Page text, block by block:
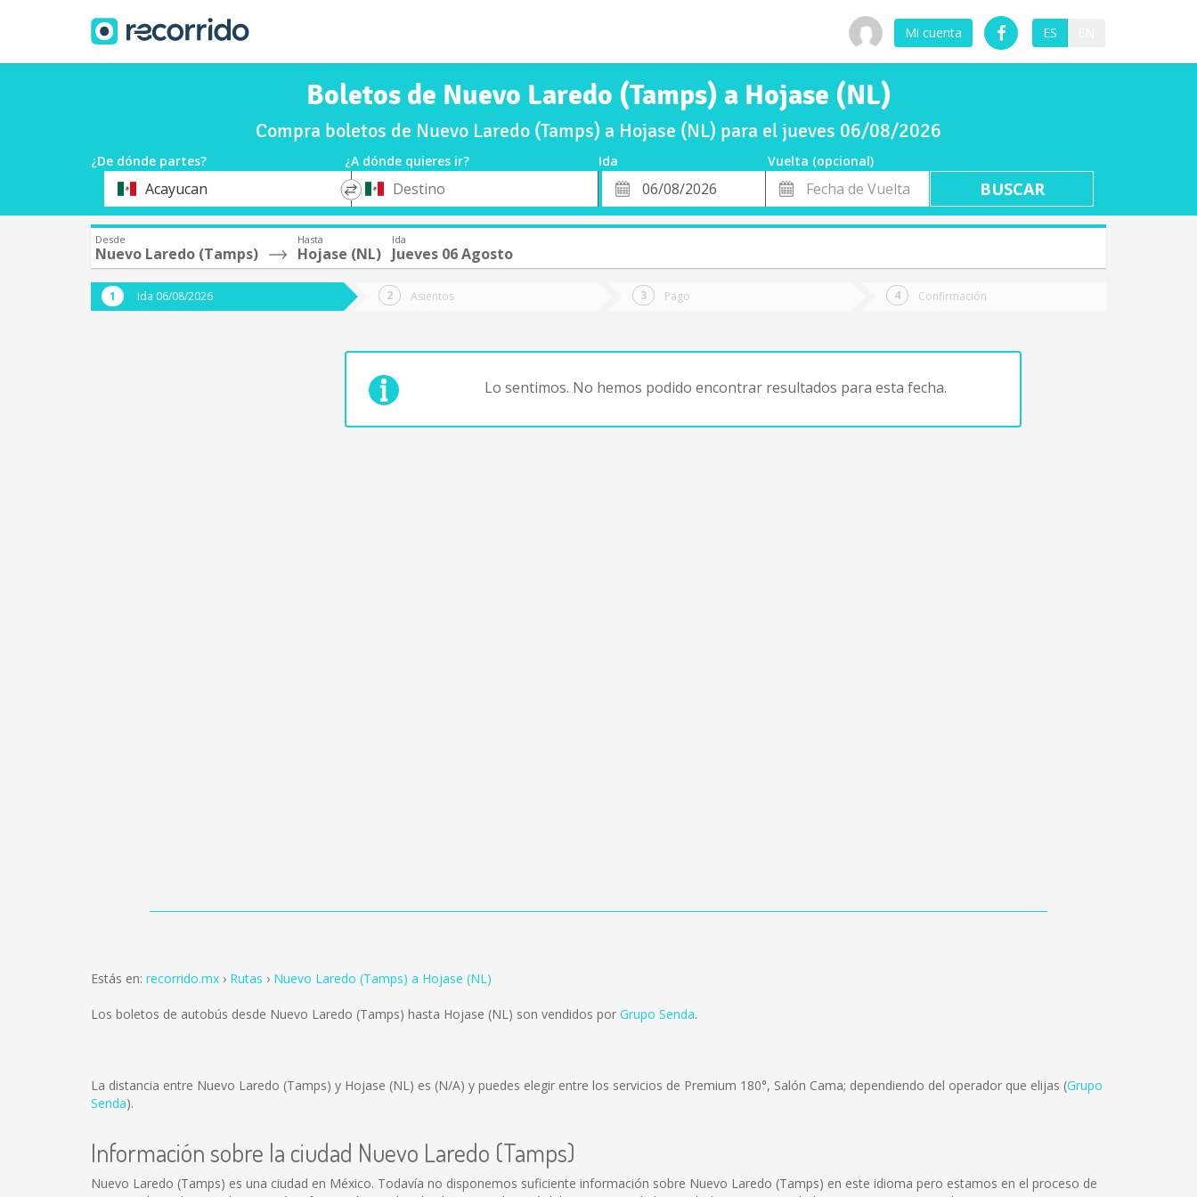
Mi cuenta ES
Boletos de Nuevo Laredo (Tamps) a Hojase (NL)
Compra boletos de Nuevo Laredo (Tamps) a Hojase (NL) para el jueves 06/08/2026
¿De dónde partes? ¿A dónde quieres ir? Ida
Vuelta (opcional)
OrigenAcayucan
*
Destino
Fecha
de
Fecha
de
Vuelta
Desde
Nuevo Laredo (Tamps)
Hasta
Hojase (NL)
Ida
Jueves 06 Agosto
Ida 06/08/2026 Asientos Pago Confirmación
Lo sentimos. No hemos podido encontrar resultados para esta fecha.
Estás en: recorrido.mx Rutas Nuevo Laredo (Tamps) a Hojase (NL)
Los boletos de autobús desde Nuevo Laredo (Tamps) hasta Hojase (NL) son vendidos por Grupo Senda.
La distancia entre Nuevo Laredo (Tamps) y Hojase (NL) es (N/A) y puedes elegir entre los servicios de Premium 180°, Salón Cama; dependiendo del operador que elijas (Grupo
Senda).
Información sobre la ciudad Nuevo Laredo (Tamps)
Nuevo Laredo (Tamps) es una ciudad en México. Todavía no disponemos suficiente información sobre Nuevo Laredo (Tamps) en este idioma pero estamos en el proceso de